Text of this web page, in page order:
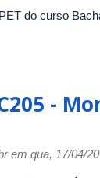
do curso
-
em qua, 17/04/